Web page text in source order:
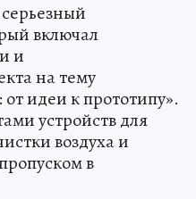
включал
и
на тему
идеи к прототипу».
устройств для
воздуха и
в